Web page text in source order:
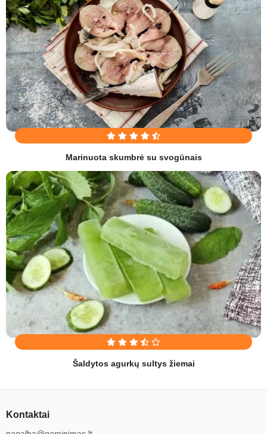
Marinuota skumbrė su svogūnais
Šaldytos agurkų sultys žiemai
Kontaktai